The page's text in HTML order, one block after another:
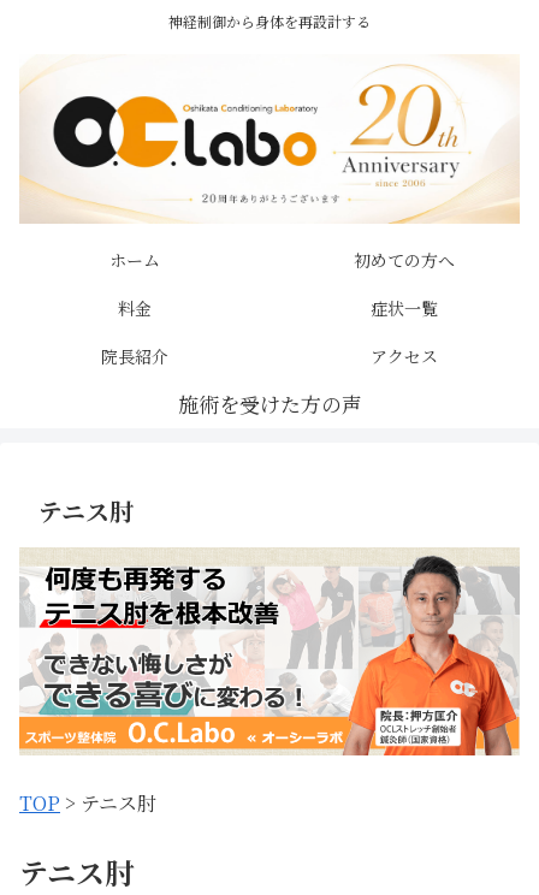
神経制御から身体を再設計する
ホーム
初めての方へ
料金
症状一覧
院長紹介
アクセス
テニス肘
TOP > テニス肘
テニス肘